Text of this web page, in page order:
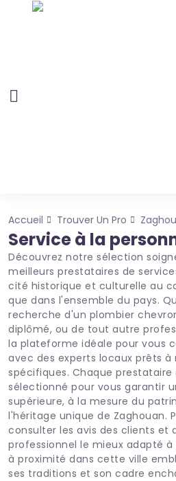
Accueil Trouver Un Pro
Service à la
Découvrez notre sélection soigneusement élaborée des
meilleurs prestataires de
cité historique et culturelle au
que dans l'ensemble du pays.
recherche d'un plombier
diplômé, ou de tout autre
la plateforme idéale pour vous
avec des experts locaux prêts à
spécifiques. Chaque
sélectionné pour vous garantir
supérieure, à la mesure du
l'héritage unique de Zaghouan.
consulter les avis des clients et
professionnel le mieux adapté à
à proximité dans cette ville
ses traditions et son cadre